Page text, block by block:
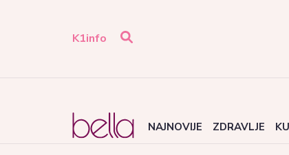
K1info
NAJNOVIJE ZDRAVLJE